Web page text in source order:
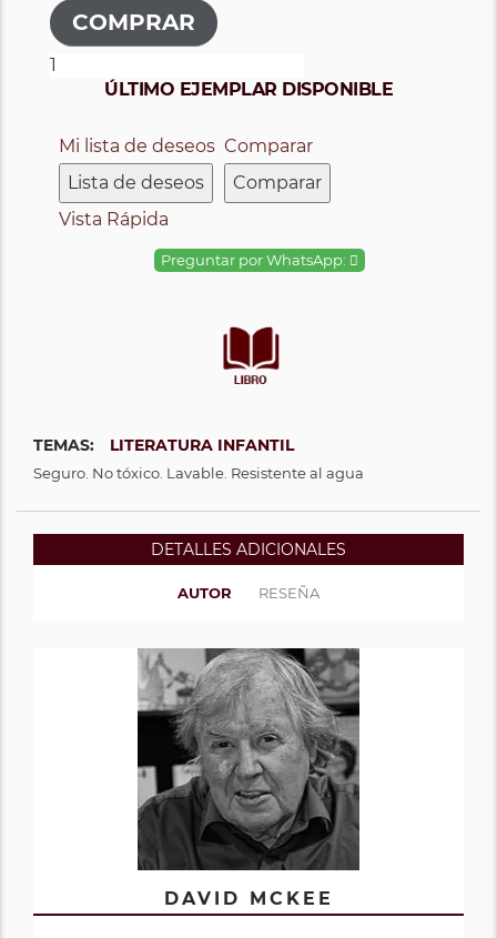
ÚLTIMO EJEMPLAR DISPONIBLE
Mi lista de deseos
Lista de deseos
Comparar
Comparar
Vista Rápida
Preguntar por WhatsApp:
TEMAS: LITERATURA INFANTIL
Seguro. No tóxico. Lavable. Resistente al agua
DETALLES ADICIONALES
AUTOR RESEÑA
DAVID MCKEE